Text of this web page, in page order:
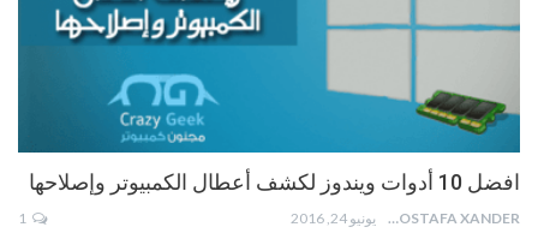
افضل 10 أدوات ويندوز لكشف أعطال الكمبيوتر وإصلاحها
MOSTAFA XANDER يونيو 24, 2016